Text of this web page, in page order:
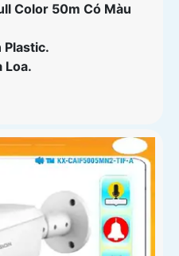
Color 50m Có Màu
Plastic.
Loa.